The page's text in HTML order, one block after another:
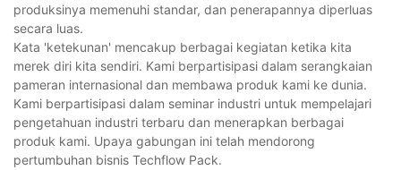
produksinya memenuhi standar, dan penerapannya diperluas
secara luas.
Kata 'ketekunan' mencakup berbagai kegiatan ketika kita
merek diri kita sendiri. Kami berpartisipasi dalam serangkaian
pameran internasional dan membawa produk kami ke dunia.
Kami berpartisipasi dalam seminar industri untuk mempelajari
pengetahuan industri terbaru dan menerapkan berbagai
produk kami. Upaya gabungan ini telah mendorong
pertumbuhan bisnis Techflow Pack.